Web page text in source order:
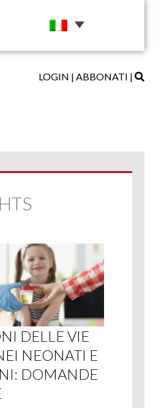
LOGIN | ABBONATI |
DELLE VIE
NEONATI E
DOMANDE